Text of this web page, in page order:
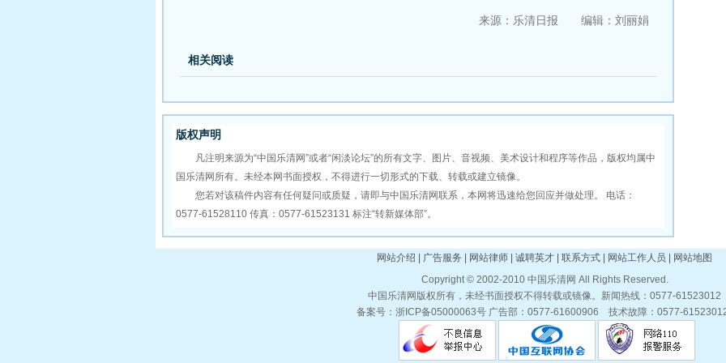
来源：乐清日报 编辑：刘丽娟
相关阅读
版权声明
凡注明来源为“中国乐清网”或者“闲淡论坛”的所有文字、图片、音视频、美术设计和程序等作品，版权均属中
国乐清网所有。未经本网书面授权，不得进行一切形式的下载、转载或建立镜像。
您若对该稿件内容有任何疑问或质疑，请即与中国乐清网联系，本网将迅速给您回应并做处理。 电话：
0577-61528110 传真：0577-61523131 标注“转新媒体部”。
网站介绍 | 广告服务 | 网站律师 | 诚聘英才 | 联系方式 | 网站工作人员 | 网站地图
Copyright © 2002-2010 中国乐清网 All Rights Reserved.
中国乐清网版权所有，未经书面授权不得转载或镜像。新闻热线：0577-61523012
备案号：浙ICP备05000063号 广告部：0577-61600906 技术故障：0577-